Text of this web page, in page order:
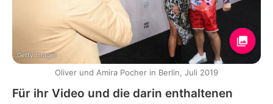
Für ihr Video und die darin enthaltenen
Getty Images
Oliver und Amira Pocher in Berlin, Juli 2019